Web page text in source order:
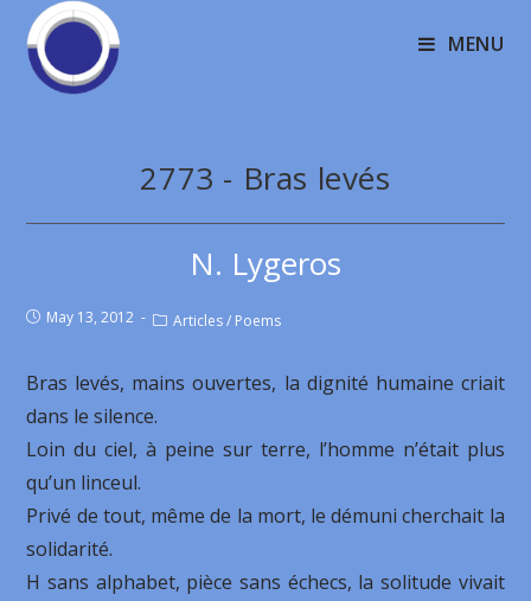
MENU
2773 - Bras levés
N. Lygeros
May 13, 2012 Articles / Poems
Bras levés, mains ouvertes, la dignité humaine criait
dans le silence.
Loin du ciel, à peine sur terre, l’homme n’était plus
qu’un linceul.
Privé de tout, même de la mort, le démuni cherchait la
solidarité.
H sans alphabet, pièce sans échecs, la solitude vivait